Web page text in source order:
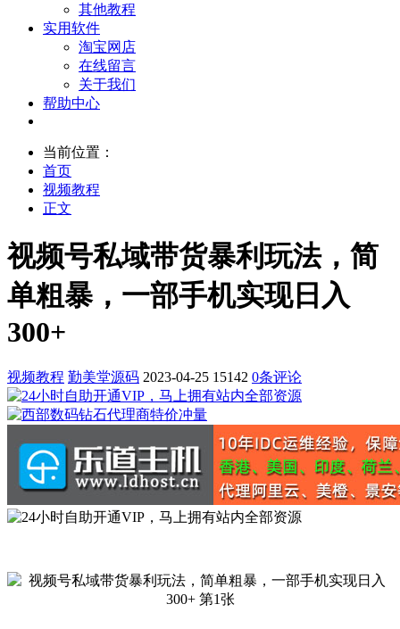
其他教程
实用软件
淘宝网店
在线留言
关于我们
帮助中心
当前位置：
首页
视频教程
正文
视频号私域带货暴利玩法，简
单粗暴，一部手机实现日入
300+
视频教程 勤美堂源码 2023-04-25 15142 0条评论